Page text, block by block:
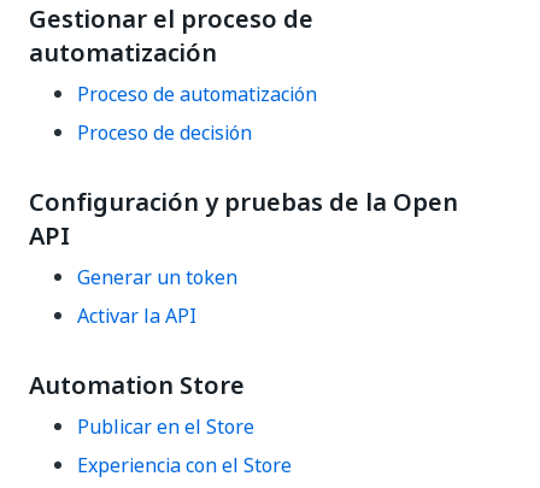
Gestionar el proceso de
automatización
Proceso de automatización
Proceso de decisión
Configuración y pruebas de la Open
API
Generar un token
Activar la API
Automation Store
Publicar en el Store
Experiencia con el Store